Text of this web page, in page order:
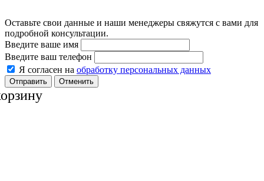
Оставьте свои данные и наши менеджеры свяжутся с вами для
подробной консультации.
Введите ваше имя
Введите ваш телефон
Я согласен на обработку персональных данных
Отменить